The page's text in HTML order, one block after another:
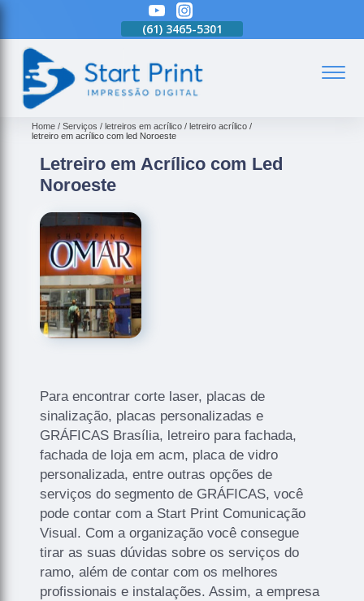
(61) 3465-5301
Home Serviços letreiros em acrílico
letreiro acrílico
letreiro em acrílico com led Noroeste
Letreiro em Acrílico com Led
Noroeste
Para encontrar corte laser, placas de
sinalização, placas personalizadas e
GRÁFICAS Brasília, letreiro para fachada,
fachada de loja em acm, placa de vidro
personalizada, entre outras opções de
serviços do segmento de GRÁFICAS, você
pode contar com a Start Print Comunicação
Visual. Com a organização você consegue
tirar as suas dúvidas sobre os serviços do
ramo, além de contar com os melhores
profissionais e instalações. Assim, a empresa